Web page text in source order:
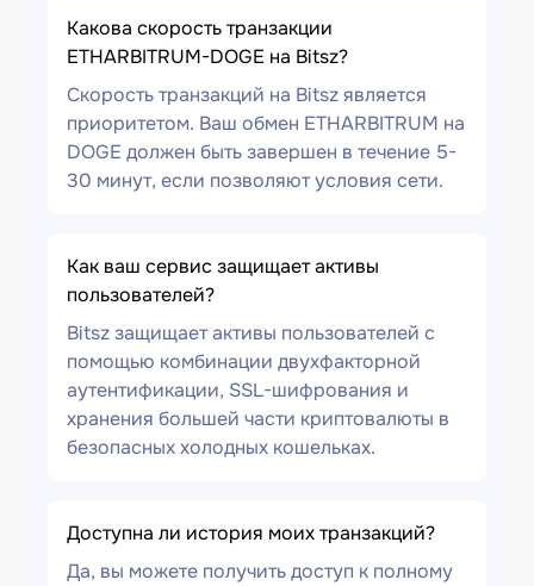
Какова скорость транзакции
ETHARBITRUM-DOGE на Bitsz?
Скорость транзакций на Bitsz является
приоритетом. Ваш обмен ETHARBITRUM на
DOGE должен быть завершен в течение 5-
30 минут, если позволяют условия сети.
Как ваш сервис защищает активы
пользователей?
Bitsz защищает активы пользователей с
помощью комбинации двухфакторной
аутентификации, SSL-шифрования и
хранения большей части криптовалюты в
безопасных холодных кошельках.
Доступна ли история моих транзакций?
Да, вы можете получить доступ к полному